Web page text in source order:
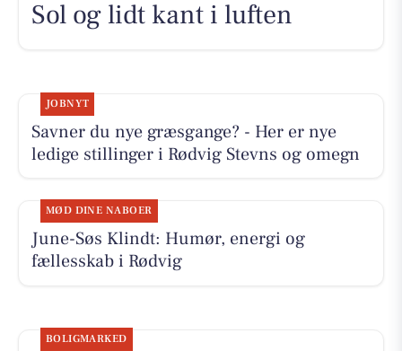
Sol og lidt kant i luften
JOBNYT
Savner du nye græsgange? - Her er nye
ledige stillinger i Rødvig Stevns og omegn
MØD DINE NABOER
June-Søs Klindt: Humør, energi og
fællesskab i Rødvig
BOLIGMARKED